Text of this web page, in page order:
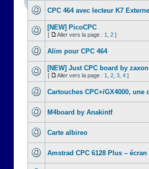
CPC 464 avec lecteur K7 Externe
[NEW] PicoCPC
[ Aller vers la page : 1 2 ]
Alim pour CPC 464
[NEW] Just CPC board by zaxon
[ Aller vers la page : 1 2 3 4 ]
Cartouches CPC+/GX4000, une
M4board by Anakintf
Carte albireo
Amstrad CPC 6128 Plus –